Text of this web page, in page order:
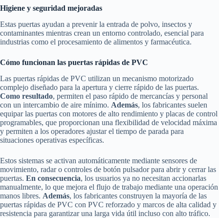
Higiene y seguridad mejoradas
Estas puertas ayudan a prevenir la entrada de polvo, insectos y
contaminantes mientras crean un entorno controlado, esencial para
industrias como el procesamiento de alimentos y farmacéutica.
Cómo funcionan las puertas rápidas de PVC
Las puertas rápidas de PVC utilizan un mecanismo motorizado
complejo diseñado para la apertura y cierre rápido de las puertas.
Como resultado, permiten el paso rápido de mercancías y personal
con un intercambio de aire mínimo. Además, los fabricantes suelen
equipar las puertas con motores de alto rendimiento y placas de control
programables, que proporcionan una flexibilidad de velocidad máxima
y permiten a los operadores ajustar el tiempo de parada para
situaciones operativas específicas.
Estos sistemas se activan automáticamente mediante sensores de
movimiento, radar o controles de botón pulsador para abrir y cerrar las
puertas. En consecuencia, los usuarios ya no necesitan accionarlas
manualmente, lo que mejora el flujo de trabajo mediante una operación
manos libres. Además, los fabricantes construyen la mayoría de las
puertas rápidas de PVC con PVC reforzado y marcos de alta calidad y
resistencia para garantizar una larga vida útil incluso con alto tráfico.